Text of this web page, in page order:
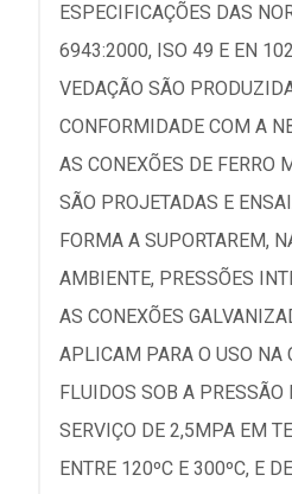
ESPECIFICAÇÕES DAS
6943:2000, ISO 49 E EN
VEDAÇÃO SÃO
CONFORMIDADE COM A
AS CONEXÕES DE FERRO
SÃO PROJETADAS E
FORMA A SUPORTAREM,
AMBIENTE, PRESSÕES
AS CONEXÕES
APLICAM PARA O USO NA
FLUIDOS SOB A
SERVIÇO DE 2,5MPA EM
ENTRE 120ºC E 300ºC, E